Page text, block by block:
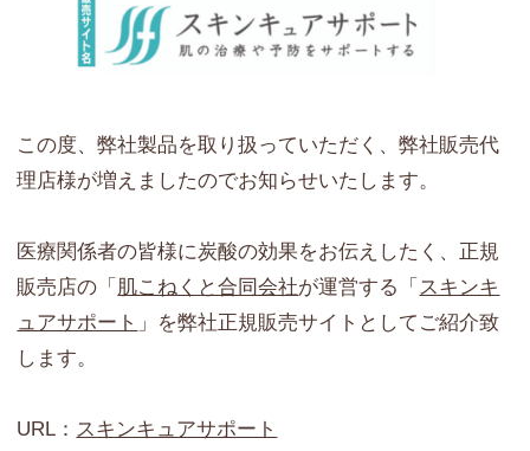
この度、弊社製品を取り扱っていただく、弊社販売代
理店様が増えましたのでお知らせいたします。
医療関係者の皆様に炭酸の効果をお伝えしたく、正規
販売店の「肌こねくと合同会社が運営する「 スキンキ
ュアサポート 」を弊社正規販売サイトとしてご紹介致
します。
URL： スキンキュアサポート